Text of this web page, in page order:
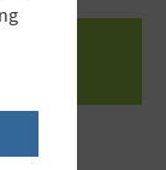
Wert